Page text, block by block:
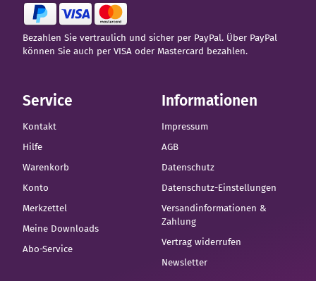
Bezahlen Sie vertraulich und sicher per PayPal. Über PayPal
können Sie auch per VISA oder Mastercard bezahlen.
Service
Kontakt
Hilfe
Warenkorb
Konto
Merkzettel
Meine Downloads
Abo-Service
Informationen
Impressum
AGB
Datenschutz
Datenschutz-Einstellungen
Versandinformationen &
Zahlung
Vertrag widerrufen
Newsletter